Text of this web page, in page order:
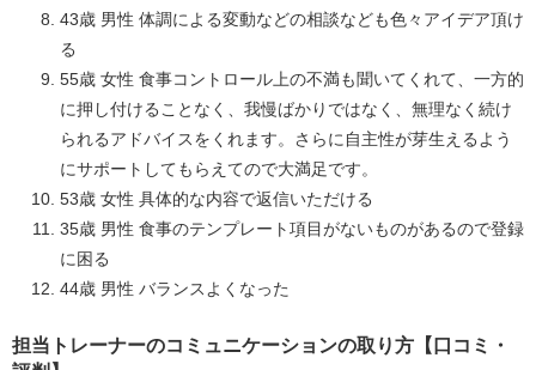
43歳 男性 体調による変動などの相談なども色々アイデア頂け
る
55歳 女性 食事コントロール上の不満も聞いてくれて、一方的
に押し付けることなく、我慢ばかりではなく、無理なく続け
られるアドバイスをくれます。さらに自主性が芽生えるよう
にサポートしてもらえてので大満足です。
53歳 女性 具体的な内容で返信いただける
35歳 男性 食事のテンプレート項目がないものがあるので登録
に困る
44歳 男性 バランスよくなった
担当トレーナーのコミュニケーションの取り方【口コミ・